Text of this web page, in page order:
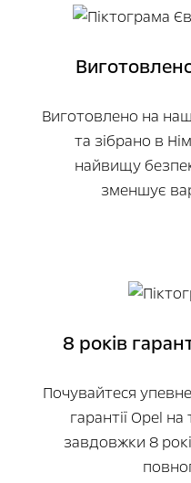
Виготовлено на
та зібрано в
найвищу
зменшує
8 років
Почувайтеся
гарантії Opel
завдовжки 8